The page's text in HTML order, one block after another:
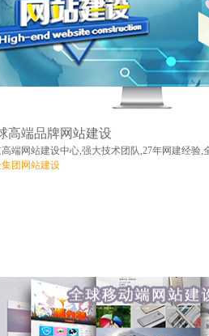
高端品牌网站建设
端网站建设中心,强大技术团队,27年网建经验,
团网站建设